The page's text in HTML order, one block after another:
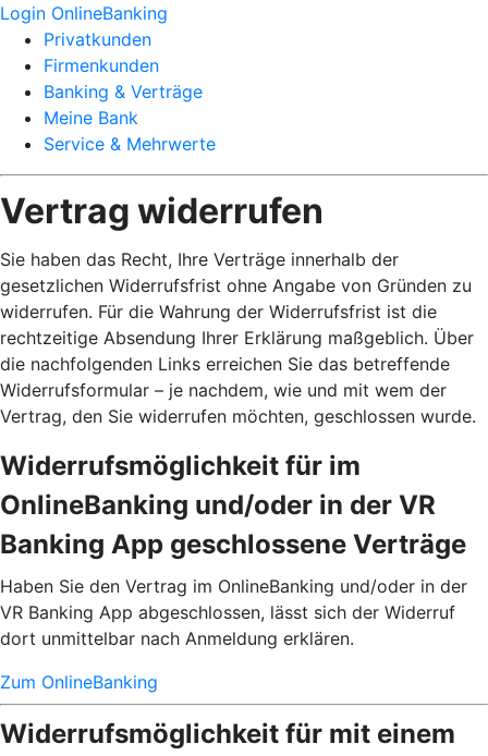
Login OnlineBanking
Privatkunden
Firmenkunden
Banking & Verträge
Meine Bank
Service & Mehrwerte
Vertrag widerrufen
Sie haben das Recht, Ihre Verträge innerhalb der
gesetzlichen Widerrufsfrist ohne Angabe von Gründen zu
widerrufen. Für die Wahrung der Widerrufsfrist ist die
rechtzeitige Absendung Ihrer Erklärung maßgeblich. Über
die nachfolgenden Links erreichen Sie das betreffende
Widerrufsformular – je nachdem, wie und mit wem der
Vertrag, den Sie widerrufen möchten, geschlossen wurde.
Widerrufsmöglichkeit für im
OnlineBanking und/oder in der VR
Banking App geschlossene Verträge
Haben Sie den Vertrag im OnlineBanking und/oder in der
VR Banking App abgeschlossen, lässt sich der Widerruf
dort unmittelbar nach Anmeldung erklären.
Zum OnlineBanking
Widerrufsmöglichkeit für mit einem